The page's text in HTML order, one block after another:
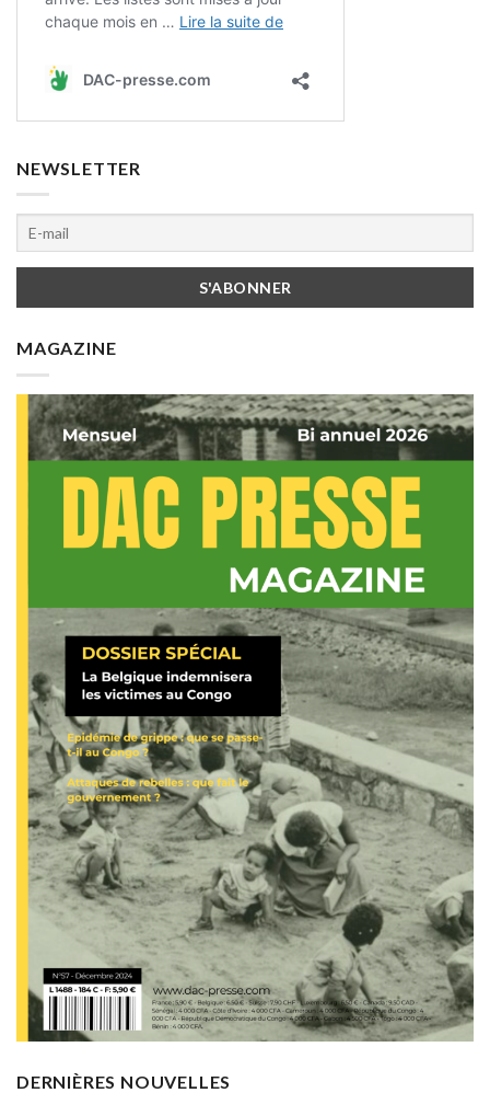
NEWSLETTER
MAGAZINE
DERNIÈRES NOUVELLES